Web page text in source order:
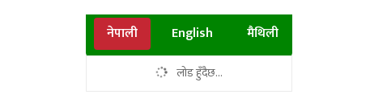
नेपाली English मैथिली
लोड हुँदैछ...